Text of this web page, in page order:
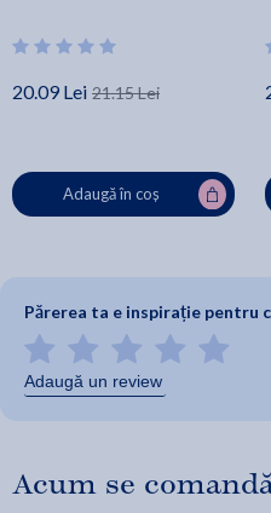
Mihaela Macelaru, Maria Ricu
20.09 Lei 21.15 Lei
Adaugă în coș
Părerea ta e inspirație pentru
Adaugă un review
Acum se